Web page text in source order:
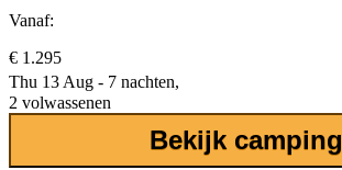
Vanaf:
€ 1.295
Thu 13 Aug - 7 nachten,
2 volwassenen
Bekijk camping